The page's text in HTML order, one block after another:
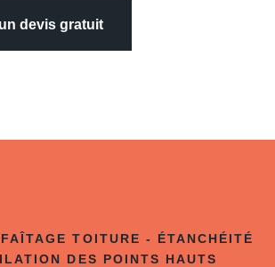
devis gratuit
TOITURE - ÉTANCHÉITÉ
DES POINTS HAUTS